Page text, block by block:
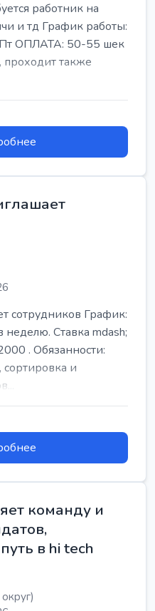
работник на
и тд График работы:
Пт ОПЛАТА: 50-55 шек
проходит также
сотрудников График:
Ставка mdash;
. Обязанности:
сортировка и
команду и
в hi tech